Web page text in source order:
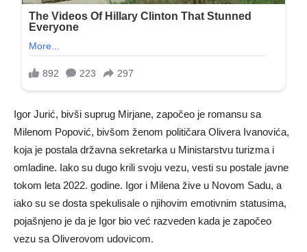
Igor Jurić, bivši suprug Mirjane, započeo je romansu sa
Milenom Popović, bivšom ženom političara Olivera Ivanovića,
koja je postala državna sekretarka u Ministarstvu turizma i
omladine. Iako su dugo krili svoju vezu, vesti su postale javne
tokom leta 2022. godine. Igor i Milena žive u Novom Sadu, a
iako su se dosta spekulisale o njihovim emotivnim statusima,
pojašnjeno je da je Igor bio već razveden kada je započeo
vezu sa Oliverovom udovicom.